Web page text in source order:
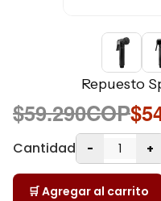
Repuesto
$59.290COP
Cantidad
- +
🛒 Agregar al carrito